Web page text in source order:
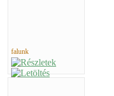
falunk